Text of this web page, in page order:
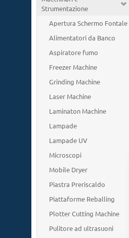
Strumentazione
Apertura Schermo Fontale
Alimentatori da Banco
Aspiratore fumo
Freezer Machine
Grinding Machine
Laser Machine
Laminaton Machine
Lampade
Lampade UV
Microscopi
Mobile Dryer
Piastra Preriscaldo
Piattaforme Reballing
Plotter Cutting Machine
Pulitore ad ultrasuoni